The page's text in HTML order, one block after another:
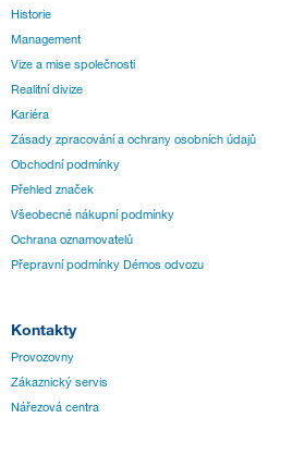
Historie
Management
Vize a mise společnosti
Realitní divize
Kariéra
Zásady zpracování a ochrany osobních údajů
Obchodní podmínky
Přehled značek
Všeobecné nákupní podmínky
Ochrana oznamovatelů
Přepravní podmínky Démos odvozu
Kontakty
Provozovny
Zákaznický servis
Nářezová centra